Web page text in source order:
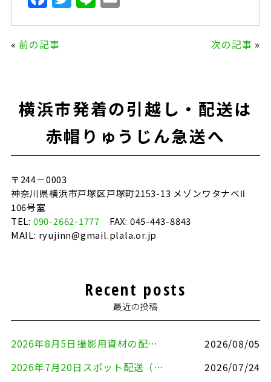
a
c
e
o
o
k
w n
« 前の記事 次の記事 »
横浜市発着の引越し・配送は
赤帽りゅうじん急送へ
〒244－0003
神奈川県横浜市戸塚区戸塚町2153-13 メゾンワタナベⅡ
106号室
TEL: 090-2662-1777 FAX: 045-443-8843
MAIL: ryujinn@gmail.plala.or.jp
Recent posts
最近の投稿
2026年8月5日撮影用資材の配送（鎌倉市⇒港区）
2026/08/05
2026年7月20日スポット配送（横浜市金沢区⇒愛知県豊川市）
2026/07/24